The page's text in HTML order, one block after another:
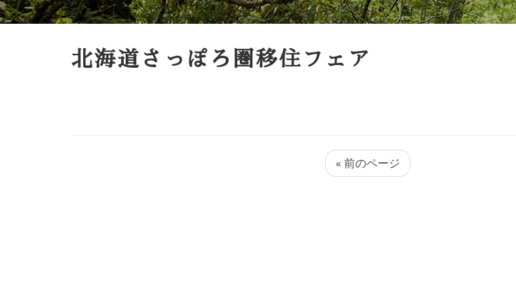
北海道さっぽろ圏移住フェア
« 前のページ